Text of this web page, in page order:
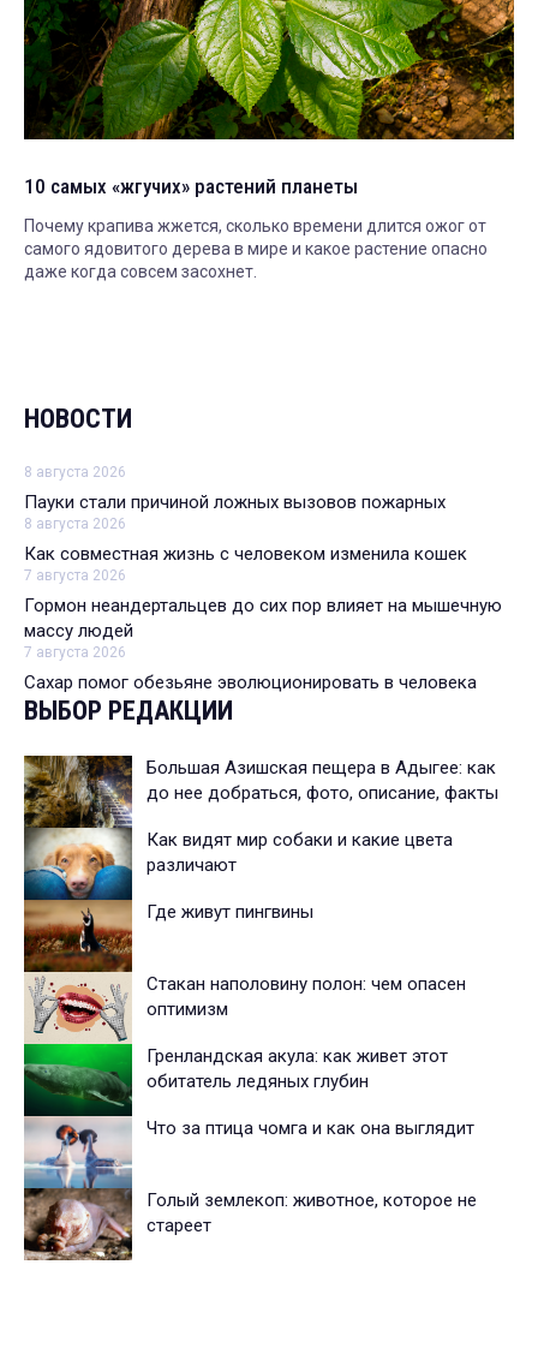
10 самых «жгучих» растений планеты
Почему крапива жжется, сколько времени длится ожог от
самого ядовитого дерева в мире и какое растение опасно
даже когда совсем засохнет.
НОВОСТИ
8 августа 2026
Пауки стали причиной ложных вызовов пожарных
8 августа 2026
Как совместная жизнь с человеком изменила кошек
7 августа 2026
Гормон неандертальцев до сих пор влияет на мышечную
массу людей
7 августа 2026
Сахар помог обезьяне эволюционировать в человека
ВЫБОР РЕДАКЦИИ
Большая Азишская пещера в Адыгее: как
до нее добраться, фото, описание, факты
Как видят мир собаки и какие цвета
различают
Где живут пингвины
Стакан наполовину полон: чем опасен
оптимизм
Гренландская акула: как живет этот
обитатель ледяных глубин
Что за птица чомга и как она выглядит
Голый землекоп: животное, которое не
стареет